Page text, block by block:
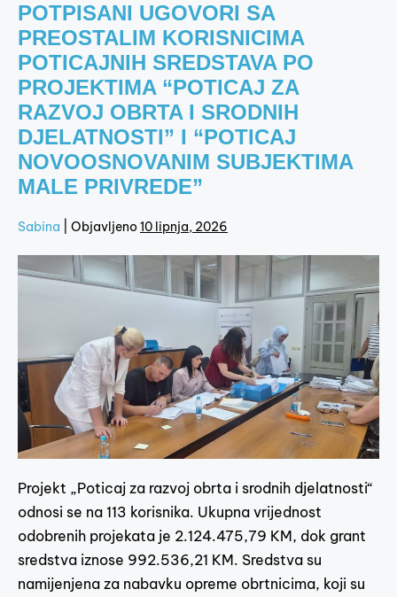
POTPISANI UGOVORI SA
PREOSTALIM KORISNICIMA
POTICAJNIH SREDSTAVA PO
PROJEKTIMA “POTICAJ ZA
RAZVOJ OBRTA I SRODNIH
DJELATNOSTI” I “POTICAJ
NOVOOSNOVANIM SUBJEKTIMA
MALE PRIVREDE”
Sabina Objavljeno 10 lipnja, 2026
Projekt „Poticaj za razvoj obrta i srodnih djelatnosti“
odnosi se na 113 korisnika. Ukupna vrijednost
odobrenih projekata je 2.124.475,79 KM, dok grant
sredstva iznose 992.536,21 KM. Sredstva su
namijenjena za nabavku opreme obrtnicima, koji su